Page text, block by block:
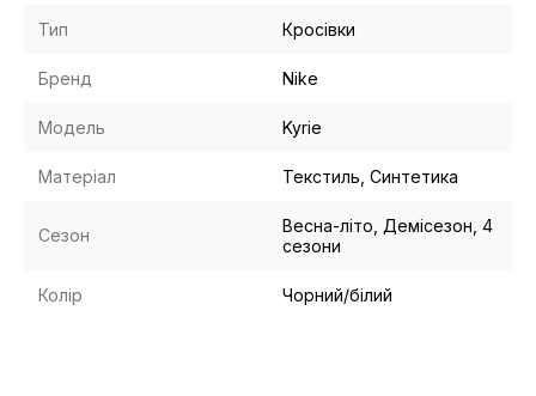
Тип Кросівки
Бренд Nike
Модель Kyrie
Матеріал Текстиль, Синтетика
Сезон
Весна-літо, Демісезон, 4
сезони
Колір Чорний/білий